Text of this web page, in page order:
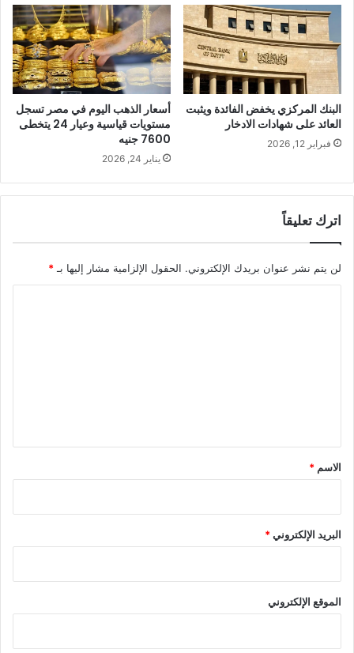
البنك المركزي يخفض الفائدة ويثبت
العائد على شهادات الادخار
فبراير 12, 2026
أسعار الذهب اليوم في مصر تسجل
مستويات قياسية وعيار 24 يتخطى
7600 جنيه
يناير 24, 2026
اترك تعليقاً
لن يتم نشر عنوان بريدك الإلكتروني. الحقول الإلزامية مشار إليها بـ *
*
الاسم *
البريد الإلكتروني*
الموقع الإلكتروني